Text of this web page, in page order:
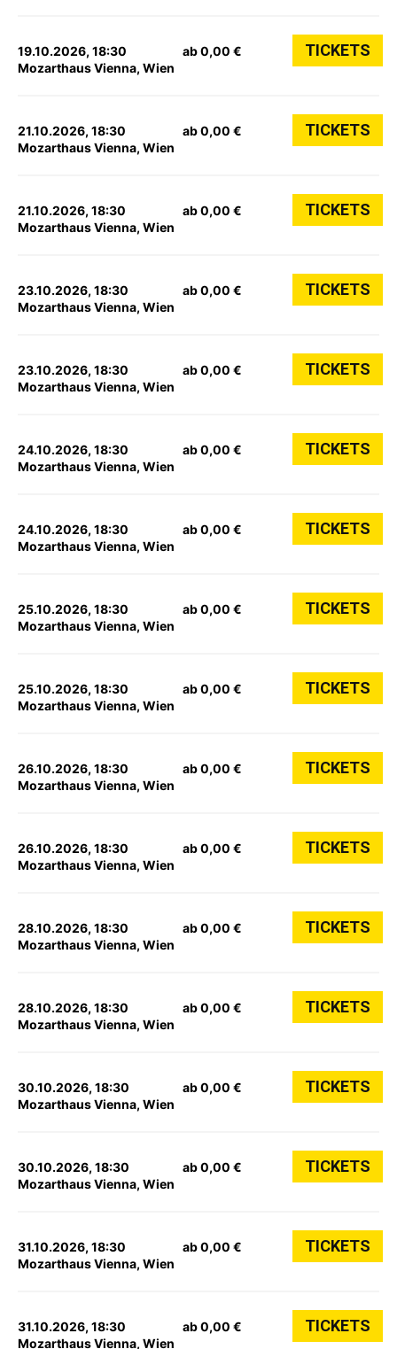
19.10.2026, 18:30
Mozarthaus Vienna, Wien
ab 0,00 € TICKETS
21.10.2026, 18:30
Mozarthaus Vienna, Wien
ab 0,00 € TICKETS
21.10.2026, 18:30
Mozarthaus Vienna, Wien
ab 0,00 € TICKETS
23.10.2026, 18:30
Mozarthaus Vienna, Wien
ab 0,00 € TICKETS
23.10.2026, 18:30
Mozarthaus Vienna, Wien
ab 0,00 € TICKETS
24.10.2026, 18:30
Mozarthaus Vienna, Wien
ab 0,00 € TICKETS
24.10.2026, 18:30
Mozarthaus Vienna, Wien
ab 0,00 € TICKETS
25.10.2026, 18:30
Mozarthaus Vienna, Wien
ab 0,00 € TICKETS
25.10.2026, 18:30
Mozarthaus Vienna, Wien
ab 0,00 € TICKETS
26.10.2026, 18:30
Mozarthaus Vienna, Wien
ab 0,00 € TICKETS
26.10.2026, 18:30
Mozarthaus Vienna, Wien
ab 0,00 € TICKETS
28.10.2026, 18:30
Mozarthaus Vienna, Wien
ab 0,00 € TICKETS
28.10.2026, 18:30
Mozarthaus Vienna, Wien
ab 0,00 € TICKETS
30.10.2026, 18:30
Mozarthaus Vienna, Wien
ab 0,00 € TICKETS
30.10.2026, 18:30
Mozarthaus Vienna, Wien
ab 0,00 € TICKETS
31.10.2026, 18:30
Mozarthaus Vienna, Wien
ab 0,00 € TICKETS
31.10.2026, 18:30
Mozarthaus Vienna, Wien
ab 0,00 € TICKETS